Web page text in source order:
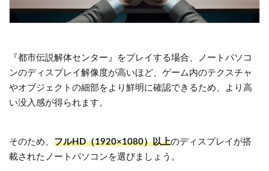
『都市伝説解体センター』をプレイする場合、ノートパソコ
ンのディスプレイ解像度が高いほど、ゲーム内のテクスチャ
やオブジェクトの細部をより鮮明に確認できるため、より高
い没入感が得られます。
そのため、 フルHD（1920×1080）以上のディスプレイが搭
載されたノートパソコンを選びましょう。